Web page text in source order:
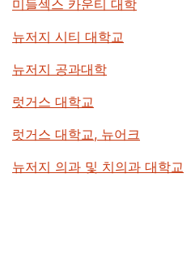
미들섹스 카운티 대학
뉴저지 시티 대학교
뉴저지 공과대학
럿거스 대학교
럿거스 대학교, 뉴어크
뉴저지 의과 및 치의과 대학교